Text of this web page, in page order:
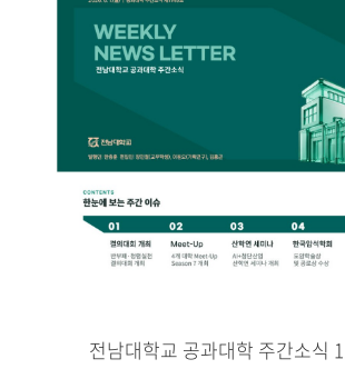
전남대학교 공과대학 주간소식